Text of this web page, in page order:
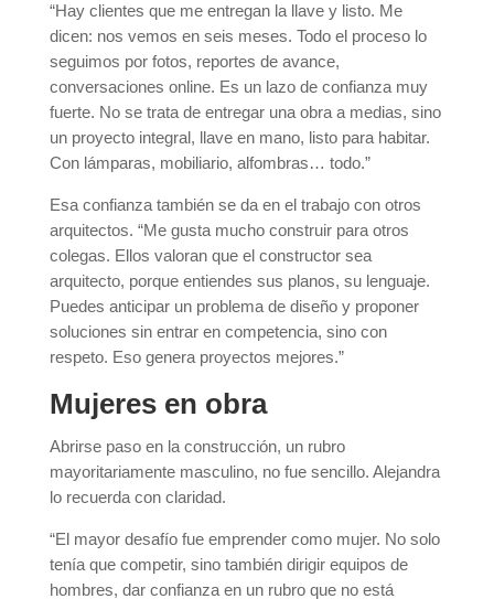
“Hay clientes que me entregan la llave y listo. Me
dicen: nos vemos en seis meses. Todo el proceso lo
seguimos por fotos, reportes de avance,
conversaciones online. Es un lazo de confianza muy
fuerte. No se trata de entregar una obra a medias, sino
un proyecto integral, llave en mano, listo para habitar.
Con lámparas, mobiliario, alfombras… todo.”
Esa confianza también se da en el trabajo con otros
arquitectos. “Me gusta mucho construir para otros
colegas. Ellos valoran que el constructor sea
arquitecto, porque entiendes sus planos, su lenguaje.
Puedes anticipar un problema de diseño y proponer
soluciones sin entrar en competencia, sino con
respeto. Eso genera proyectos mejores.”
Mujeres en obra
Abrirse paso en la construcción, un rubro
mayoritariamente masculino, no fue sencillo. Alejandra
lo recuerda con claridad.
“El mayor desafío fue emprender como mujer. No solo
tenía que competir, sino también dirigir equipos de
hombres, dar confianza en un rubro que no está